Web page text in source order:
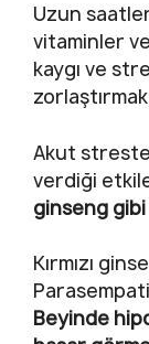
Uzun
vitaminler
kaygı ve
Akut
verdiği
ginseng
Kırmızı
Beyinde